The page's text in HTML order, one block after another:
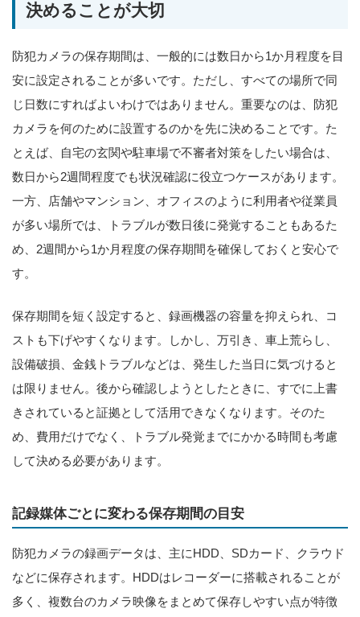
決めることが大切
防犯カメラの保存期間は、一般的には数日から1か月程度を目
安に設定されることが多いです。ただし、すべての場所で同
じ日数にすればよいわけではありません。重要なのは、防犯
カメラを何のために設置するのかを先に決めることです。た
とえば、自宅の玄関や駐車場で不審者対策をしたい場合は、
数日から2週間程度でも状況確認に役立つケースがあります。
一方、店舗やマンション、オフィスのように利用者や従業員
が多い場所では、トラブルが数日後に発覚することもあるた
め、2週間から1か月程度の保存期間を確保しておくと安心で
す。
保存期間を短く設定すると、録画機器の容量を抑えられ、コ
ストも下げやすくなります。しかし、万引き、車上荒らし、
設備破損、金銭トラブルなどは、発生した当日に気づけると
は限りません。後から確認しようとしたときに、すでに上書
きされていると証拠として活用できなくなります。そのた
め、費用だけでなく、トラブル発覚までにかかる時間も考慮
して決める必要があります。
記録媒体ごとに変わる保存期間の目安
防犯カメラの録画データは、主にHDD、SDカード、クラウド
などに保存されます。HDDはレコーダーに搭載されることが
多く、複数台のカメラ映像をまとめて保存しやすい点が特徴